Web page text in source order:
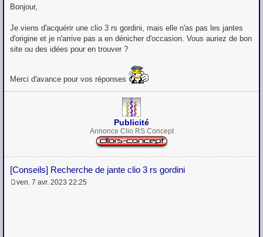
e
a
g
e
Bonjour,
Je viens d'acquérir une clio 3 rs gordini, mais elle n'as pas les jantes
d'origine et je n'arrive pas a en dénicher d'occasion. Vous auriez de bon
site ou des idées pour en trouver ?
Merci d'avance pour vos réponses
Publicité
Annonce Clio RS Concept
[Conseils] Recherche de jante clio 3 rs gordini
ven. 7 avr. 2023 22:25